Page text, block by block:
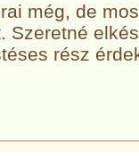
még, de
Szeretné
rész